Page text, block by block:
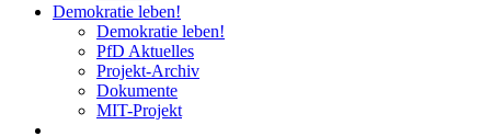
Demokratie leben!
Demokratie leben!
PfD Aktuelles
Projekt-Archiv
Dokumente
MIT-Projekt